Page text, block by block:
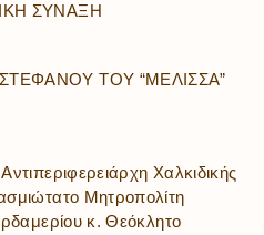
ΣΥΝΑΞΗ
ΤΟΥ “ΜΕΛΙΣΣΑ”
Χαλκιδικής
Μητροπολίτη
κ. Θεόκλητο